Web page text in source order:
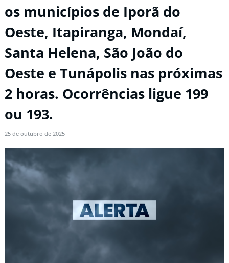
os municípios de Iporã do
Oeste, Itapiranga, Mondaí,
Santa Helena, São João do
Oeste e Tunápolis nas próximas
2 horas. Ocorrências ligue 199
ou 193.
25 de outubro de 2025